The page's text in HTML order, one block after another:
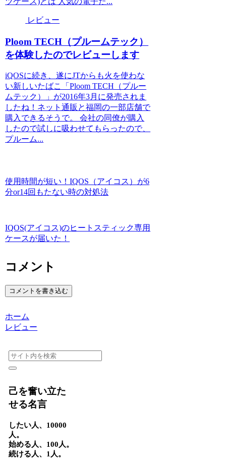
レビュー
Ploom TECH（プルームテック）
を体験したのでレビューします
iQOSに続き、遂にJTからも火を使わな
い新しいたばこ「Ploom TECH（プルー
ムテック）」が2016年3月に発売されま
したね！ネット通販と福岡の一部店舗で
購入できるそうで。 会社の同僚が購入
したので試しに吸わせてもらったので、
プルーム...
使用時間が短い！IQOS（アイコス）が6
分or14回もたない時の対処法
IQOS(アイコス)のヒートスティック専用
ケースが届いた！
コメント
コメントを書き込む
ホーム
レビュー
己を奮い立た
せる名言
したい人、10000
人。
始める人、100人。
続ける人、1人。